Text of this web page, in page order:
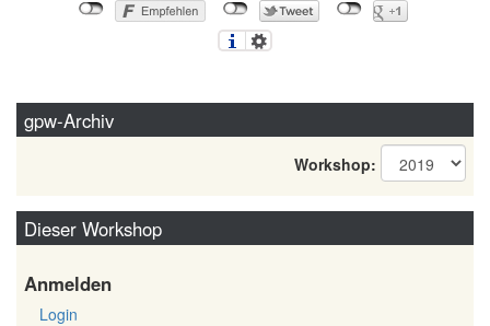
gpw-Archiv
Workshop:
Dieser Workshop
Anmelden
Login